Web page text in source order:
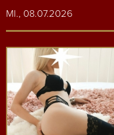
MI., 08.07.2026